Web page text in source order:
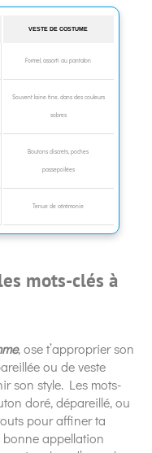
VESTE DE COSTUME
Formel, assorti au pantalon
Souvent laine fine, dans des couleurs
sobres
Boutons discrets, poches
passepoilées
Tenue de cérémonie
mots-clés à
, ose t’approprier son
ou de veste
son style. Les mots-
doré, dépareillé, ou
pour affiner ta
appellation